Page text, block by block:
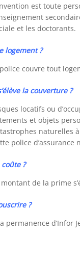
est toute
et les doctorants.
logement ?
couvre tout
la couverture ?
locatifs ou
et objets
naturelles
police d’assurance
?
montant de la prime
?
permanence d’Infor